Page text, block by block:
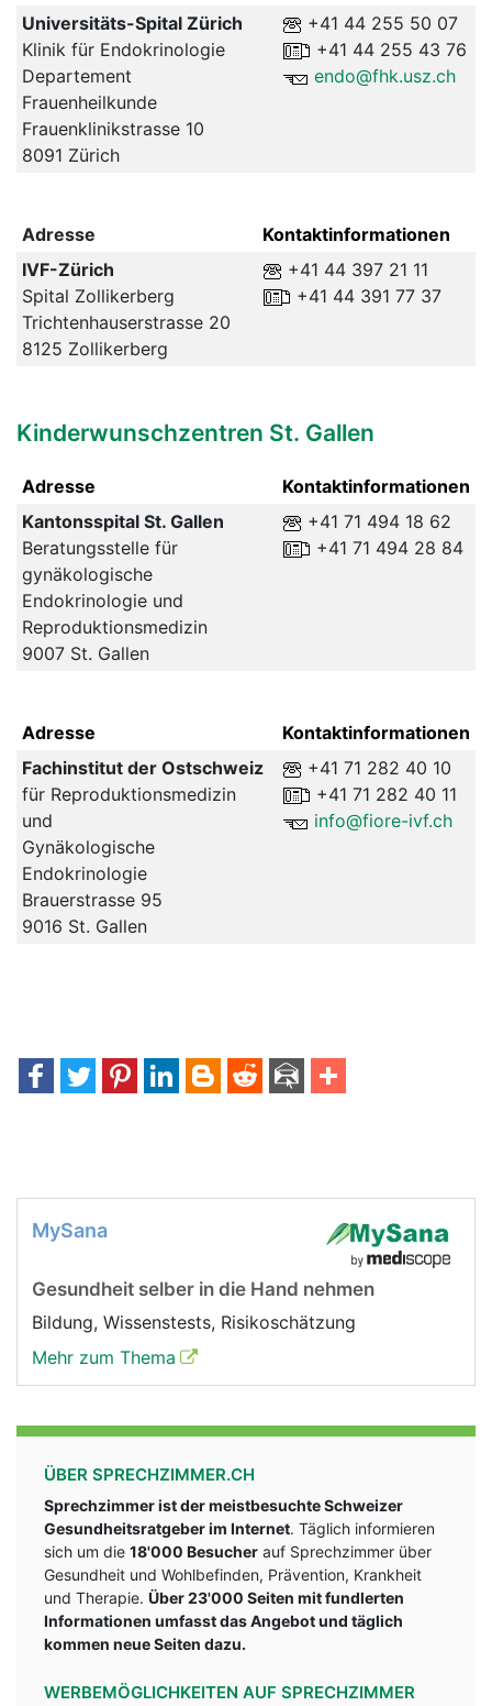
Universitäts-Spital Zürich
Klinik für Endokrinologie
Departement
Frauenheilkunde
Frauenklinikstrasse 10
8091 Zürich
+41 44 255 50 07
+41 44 255 43 76
endo@fhk.usz.ch
Adresse
Kontaktinformationen
IVF-Zürich
Spital Zollikerberg
Trichtenhauserstrasse 20
8125 Zollikerberg
+41 44 397 21 11
+41 44 391 77 37
Kinderwunschzentren St. Gallen
Adresse
Kontaktinformationen
Kantonsspital St. Gallen
Beratungsstelle für
gynäkologische
Endokrinologie und
Reproduktionsmedizin
9007 St. Gallen
+41 71 494 18 62
+41 71 494 28 84
Adresse
Kontaktinformationen
Fachinstitut der Ostschweiz
für Reproduktionsmedizin
und
Gynäkologische
Endokrinologie
Brauerstrasse 95
9016 St. Gallen
+41 71 282 40 10
+41 71 282 40 11
info@fiore-ivf.ch
MySana
Gesundheit selber in die Hand nehmen
Bildung, Wissenstests, Risikoschätzung
Mehr zum Thema
ÜBER SPRECHZIMMER.CH
Sprechzimmer ist der meistbesuchte Schweizer
Gesundheitsratgeber im Internet. Täglich informieren
sich um die 18'000 Besucher auf Sprechzimmer über
Gesundheit und Wohlbefinden, Prävention, Krankheit
und Therapie. Über 23'000 Seiten mit fundlerten
Informationen umfasst das Angebot und täglich
kommen neue Seiten dazu.
WERBEMÖGLICHKEITEN AUF SPRECHZIMMER